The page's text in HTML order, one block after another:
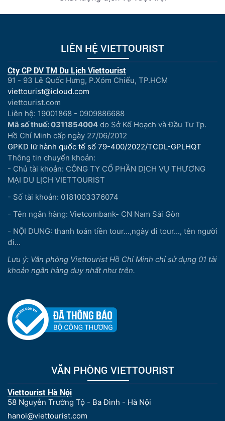
LIÊN HỆ VIETTOURIST
Cty CP DV TM Du Lịch Viettourist
91 - 93 Lê Quốc Hưng, P.Xóm Chiếu, TP.HCM
viettourist@icloud.com
viettourist.com
Liên hệ: 19001868 - 0909886688
Mã số thuế: 0311854004 do Sở Kế Hoạch và Đầu Tư Tp.
Hồ Chí Minh cấp ngày 27/06/2012
GPKD lữ hành quốc tế số 79-400/2022/TCDL-GPLHQT
Thông tin chuyển khoản:
- Chủ tài khoản: CÔNG TY CỔ PHẦN DỊCH VỤ THƯƠNG
MẠI DU LỊCH VIETTOURIST
- Số tài khoản: 0181003376074
- Tên ngân hàng: Vietcombank- CN Nam Sài Gòn
- NỘI DUNG: thanh toán tiền tour...,ngày đi tour..., tên người
đi...
Lưu ý: Văn phòng Viettourist Hồ Chí Minh chỉ sử dụng 01 tài
khoản ngân hàng duy nhất như trên.
VĂN PHÒNG VIETTOURIST
Viettourist Hà Nội
58 Nguyễn Trường Tộ - Ba Đình - Hà Nội
hanoi@viettourist.com